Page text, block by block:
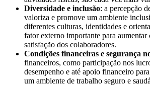
Diversidade e inclusão: a percepção
valoriza e promove um ambiente
diferentes culturas, identidades e
fator externo importante para aumentar
satisfação dos colaboradores.
Condições financeiras e segurança
financeiros, como participação nos
desempenho e até apoio financeiro
um ambiente de trabalho seguro e